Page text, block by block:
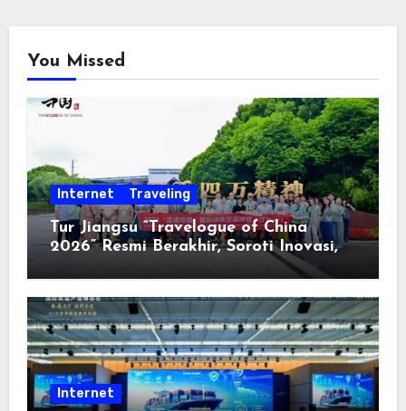
You Missed
Internet Traveling
Tur Jiangsu “Travelogue of China
2026” Resmi Berakhir, Soroti Inovasi,
Keterbukaan, dan Pembangunan
Internet